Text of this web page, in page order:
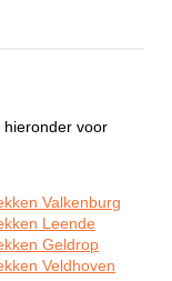
hieronder voor
Valkenburg
Leende
Geldrop
Veldhoven